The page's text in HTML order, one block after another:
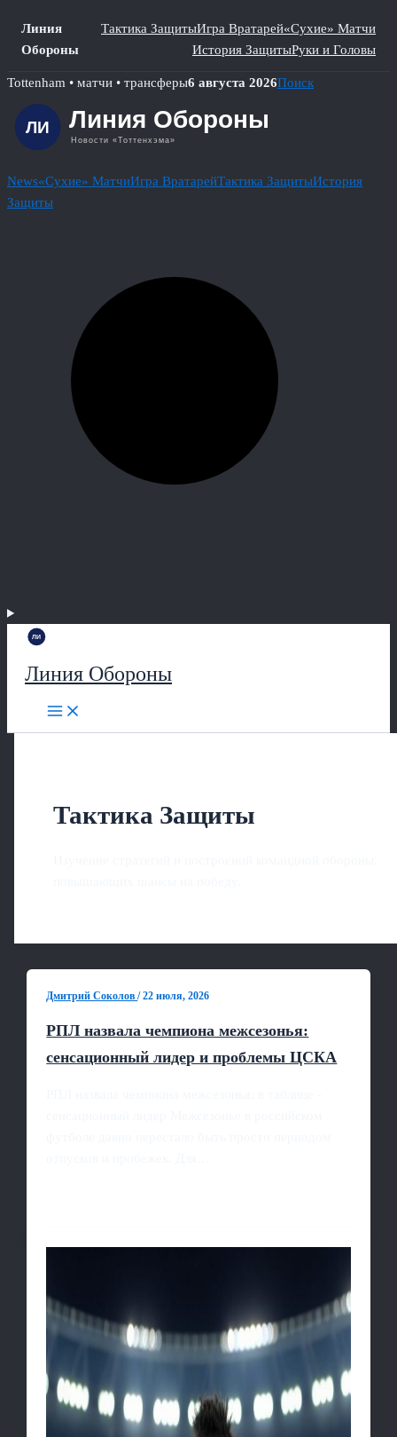
Линия
Обороны
Тактика ЗащитыИгра Вратарей«Сухие» Матчи
История ЗащитыРуки и Головы
Skip
content
Tottenham • матчи • трансферы6 августа 2026Поиск
News«Сухие» МатчиИгра ВратарейТактика ЗащитыИстория
Защиты
Линия Обороны
Тактика Защиты
Дмитрий Соколов/22 июля, 2026
РПЛ назвала чемпиона межсезонья:
сенсационный лидер и проблемы ЦСКА